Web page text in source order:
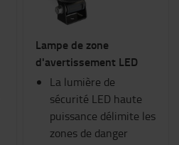
Lampe de zone
d'avertissement LED
La lumière de
sécurité LED haute
puissance délimite les
zones de danger